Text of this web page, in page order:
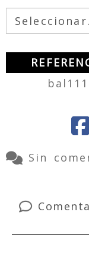
bal111
Sin